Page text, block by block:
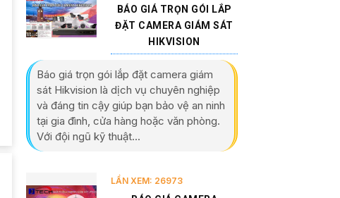
BÁO GIÁ TRỌN GÓI LẮP
ĐẶT CAMERA GIÁM SÁT
HIKVISION
Báo giá trọn gói lắp đặt camera giám
sát Hikvision là dịch vụ chuyên nghiệp
và đáng tin cậy giúp bạn bảo vệ an ninh
tại gia đình, cửa hàng hoặc văn phòng.
Với đội ngũ kỹ thuật...
LẦN XEM: 26973